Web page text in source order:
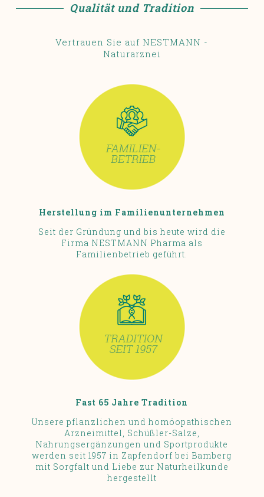
Qualität und Tradition
Vertrauen Sie auf NESTMANN -
Naturarznei
Herstellung im Familienunternehmen
Seit der Gründung und bis heute wird die
Firma NESTMANN Pharma als
Familienbetrieb geführt.
Fast 65 Jahre Tradition
Unsere pflanzlichen und homöopathischen
Arzneimittel, Schüßler-Salze,
Nahrungsergänzungen und Sportprodukte
werden seit 1957 in Zapfendorf bei Bamberg
mit Sorgfalt und Liebe zur Naturheilkunde
hergestellt